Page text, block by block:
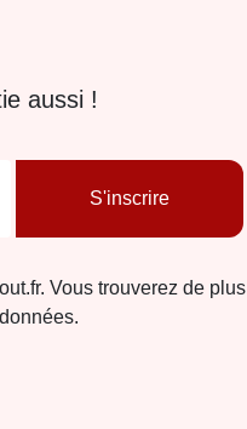
aussi !
S'inscrire
Vous trouverez de plus